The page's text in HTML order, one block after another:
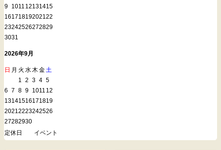
9 1011 12131415
16171819202122
23242526272829
3031
2026年9月
日 月 火 水木金土
1 2 3 4 5
6 7 8 9 1011 12
13141516171819
20212223242526
27282930
定休日
イベント